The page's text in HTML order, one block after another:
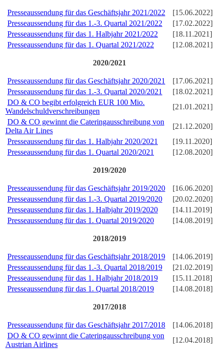
Presseaussendung für das Geschäftsjahr 2021/2022
[15.06.2022]
Presseaussendung für das 1.-3. Quartal 2021/2022
[17.02.2022]
Presseaussendung für das 1. Halbjahr 2021/2022
[18.11.2021]
Presseaussendung für das 1. Quartal 2021/2022
[12.08.2021]
2020/2021
Presseaussendung für das Geschäftsjahr 2020/2021
[17.06.2021]
Presseaussendung für das 1.-3. Quartal 2020/2021
[18.02.2021]
DO & CO begibt erfolgreich EUR 100 Mio.
Wandelschuldverschreibungen
[21.01.2021]
DO & CO gewinnt die Cateringausschreibung von
Delta Air Lines
[21.12.2020]
Presseaussendung für das 1. Halbjahr 2020/2021
[19.11.2020]
Presseaussendung für das 1. Quartal 2020/2021
[12.08.2020]
2019/2020
Presseaussendung für das Geschäftsjahr 2019/2020
[16.06.2020]
Presseaussendung für das 1.-3. Quartal 2019/2020
[20.02.2020]
Presseaussendung für das 1. Halbjahr 2019/2020
[14.11.2019]
Presseaussendung für das 1. Quartal 2019/2020
[14.08.2019]
2018/2019
Presseaussendung für das Geschäftsjahr 2018/2019
[14.06.2019]
Presseaussendung für das 1.-3. Quartal 2018/2019
[21.02.2019]
Presseaussendung für das 1. Halbjahr 2018/2019
[15.11.2018]
Presseaussendung für das 1. Quartal 2018/2019
[14.08.2018]
2017/2018
Presseaussendung für das Geschäftsjahr 2017/2018
[14.06.2018]
DO & CO gewinnt die Cateringausschreibung von
Austrian Airlines
[12.04.2018]